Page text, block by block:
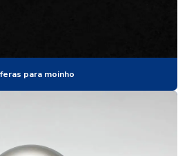
para moinho